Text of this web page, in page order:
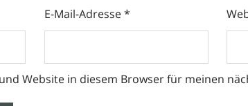
E-Mail-Adresse*
Website in diesem Browser für meinen